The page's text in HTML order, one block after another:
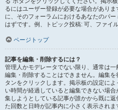
るにはユーザー登録が必要な場合があり
に、そのフォーラムにおけるあなたのパ
はずです。例、トピック投稿: 可、ファイ
ページトップ
記事を編集・削除するには？
管理人かモデレータでない限り、通常は
編集・削除することはできません。編集
タンをクリックします。掲示板の設定に
い時間が経過していると編集できない場
集しようとしている記事が誰かから既に
た回数と日時が記事内に小さく表示され